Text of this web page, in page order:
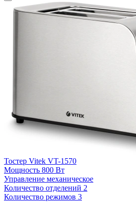
Тостер Vitek VT-1570
Мощность 800 Вт
Управление механическое
Количество отделений 2
Количество режимов 3